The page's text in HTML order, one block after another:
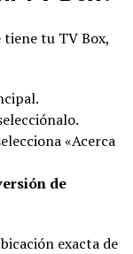
tiene tu TV Box,
«Acerca
de
exacta de